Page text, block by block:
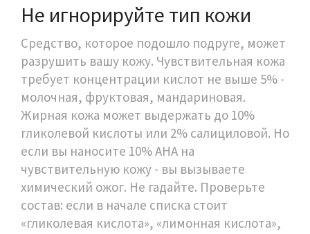
Не игнорируйте тип кожи
Средство, которое подошло подруге, может
разрушить вашу кожу. Чувствительная кожа
требует концентрации кислот не выше 5% -
молочная, фруктовая, мандариновая.
Жирная кожа может выдержать до 10%
гликолевой кислоты или 2% салициловой. Но
если вы наносите 10% AHA на
чувствительную кожу - вы вызываете
химический ожог. Не гадайте. Проверьте
состав: если в начале списка стоит
«гликолевая кислота», «лимонная кислота»,